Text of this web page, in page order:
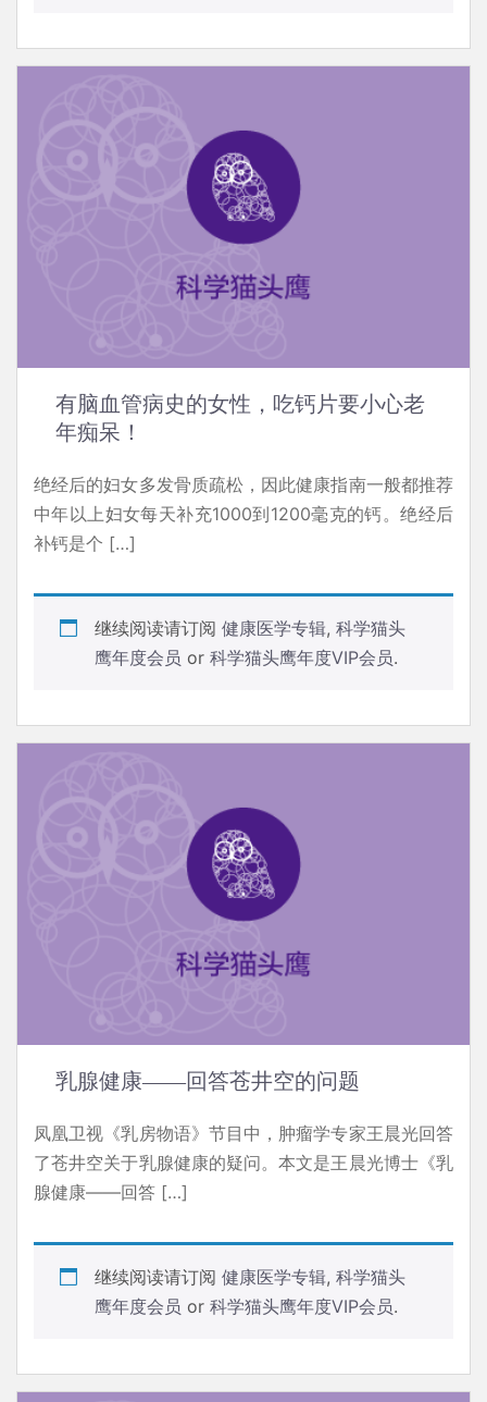
有脑血管病史的女性，吃钙片要小心老
年痴呆！
绝经后的妇女多发骨质疏松，因此健康指南一般都推荐
中年以上妇女每天补充1000到1200毫克的钙。绝经后
补钙是个 […]
继续阅读请订阅 健康医学专辑, 科学猫头
鹰年度会员 or 科学猫头鹰年度VIP会员.
乳腺健康——回答苍井空的问题
凤凰卫视《乳房物语》节目中，肿瘤学专家王晨光回答
了苍井空关于乳腺健康的疑问。本文是王晨光博士《乳
腺健康——回答 […]
继续阅读请订阅 健康医学专辑, 科学猫头
鹰年度会员 or 科学猫头鹰年度VIP会员.